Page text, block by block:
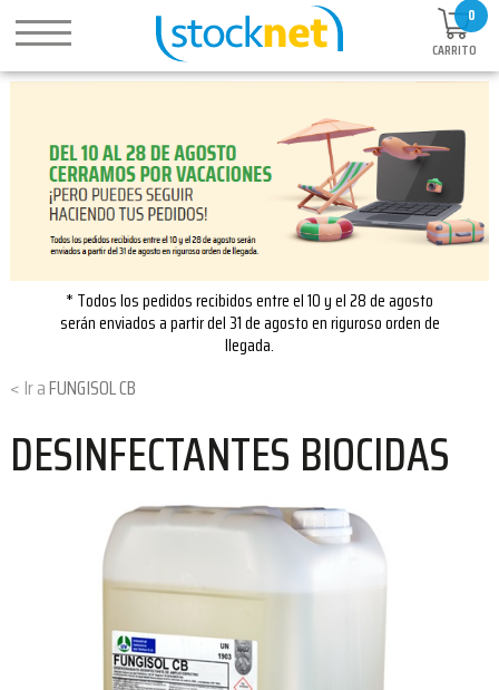
0
CARRITO
* Todos los pedidos recibidos entre el 10 y el 28 de agosto
serán enviados a partir del 31 de agosto en riguroso orden de
llegada.
FUNGISOL CB
DESINFECTANTES BIOCIDAS